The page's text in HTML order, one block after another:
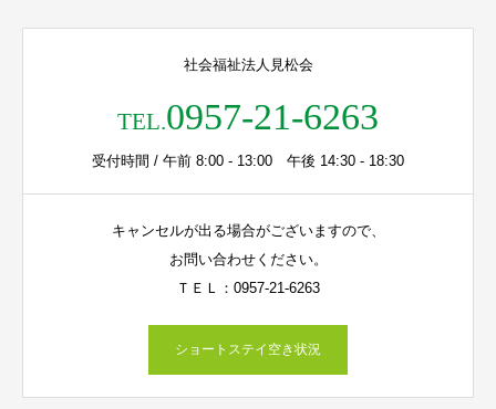
社会福祉法人見松会
TEL.0957-21-6263
受付時間 / 午前 8:00 - 13:00 午後 14:30 - 18:30
キャンセルが出る場合がございますので、
お問い合わせください。
ＴＥＬ：0957-21-6263
ショートステイ空き状況